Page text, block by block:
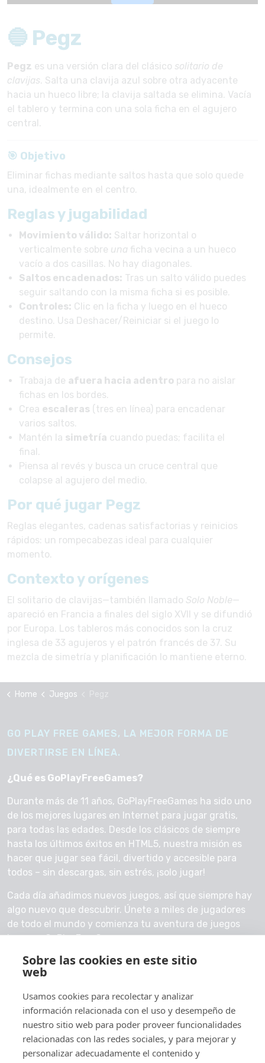
Sobre las cookies en este sitio
web
Usamos cookies para recolectar y analizar
información relacionada con el uso y desempeño de
nuestro sitio web para poder proveer funcionalidades
relacionadas con las redes sociales, y para mejorar y
personalizar adecuadamente el contenido y
🔵 Pegz
Pegz es una versión clara del clásico solitario de
clavijas. Salta una clavija azul sobre otra adyacente
hacia un hueco libre; la clavija saltada se elimina. Vacía
el tablero y termina con una sola ficha en el agujero
central.
🎯 Objetivo
Eliminar fichas mediante saltos hasta que solo quede
una, idealmente en el centro.
Reglas y jugabilidad
Movimiento válido: Saltar horizontal o
verticalmente sobre una ficha vecina a un hueco
vacío a dos casillas. No hay diagonales.
Saltos encadenados: Tras un salto válido puedes
seguir saltando con la misma ficha si es posible.
Controles: Clic en la ficha y luego en el hueco
destino. Usa Deshacer/Reiniciar si el juego lo
permite.
Consejos
Trabaja de afuera hacia adentro para no aislar
fichas en los bordes.
Crea escaleras (tres en línea) para encadenar
varios saltos.
Mantén la simetría cuando puedas; facilita el
final.
Piensa al revés y busca un cruce central que
colapse al agujero del medio.
Por qué jugar Pegz
Reglas elegantes, cadenas satisfactorias y reinicios
rápidos: un rompecabezas ideal para cualquier
momento.
Contexto y orígenes
El solitario de clavijas—también llamado Solo Noble—
apareció en Francia a finales del siglo XVII y se difundió
por Europa. Los tableros más conocidos son la cruz
inglesa de 33 agujeros y el patrón francés de 37. Su
mezcla de simetría y planificación lo mantiene eterno.
Home Juegos
GO PLAY FREE GAMES, LA MEJOR FORMA DE
DIVERTIRSE EN LÍNEA.
¿Qué es GoPlayFreeGames?
Durante más de 11 años, GoPlayFreeGames ha sido uno
de los mejores lugares en Internet para jugar gratis,
para todas las edades. Desde los clásicos de siempre
hasta los últimos éxitos en HTML5, nuestra misión es
hacer que jugar sea fácil, divertido y accesible para
todos – sin descargas, sin estrés, ¡solo jugar!
Cada día añadimos nuevos juegos, así que siempre hay
algo nuevo que descubrir. Únete a miles de jugadores
de todo el mundo y comienza tu aventura de juegos
hoy con GoPlayFreeGames.
Contáctanos
© 2026 GoPlayFreeGames